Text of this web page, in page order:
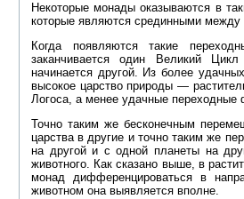
Некоторые монады оказываются в
которые являются срединными
Когда появляются такие
заканчивается один Великий
начинается другой. Из более
высокое царство природы —
Логоса, а менее удачные переходные
Точно таким же бесконечным
царства в другие и точно таким же
на другой и с одной планеты на
животного. Как сказано выше, в
монад дифференцироваться в
животном она выявляется вполне.